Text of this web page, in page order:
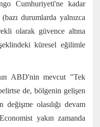
Cumhuriyeti'ne kadar
durumlarda yalnızca
olarak güvence altına
küresel eğilimle
ABD'nin mevcut "Tek
de, bölgenin gelişen
olasılığı devam
yakın zamanda